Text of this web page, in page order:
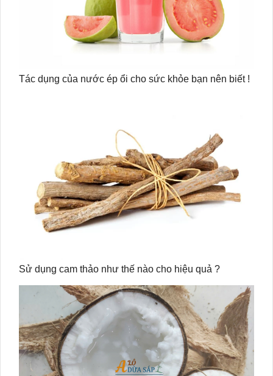
Tác dụng của nước ép ổi cho sức khỏe bạn nên biết !
Sử dụng cam thảo như thế nào cho hiệu quả ?